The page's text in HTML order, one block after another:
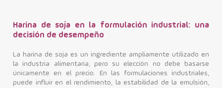
Harina de soja en la formulación industrial: una
decisión de desempeño
La harina de soja es un ingrediente ampliamente utilizado en
la industria alimentaria, pero su elección no debe basarse
únicamente en el precio. En las formulaciones industriales,
puede influir en el rendimiento, la estabilidad de la emulsión,